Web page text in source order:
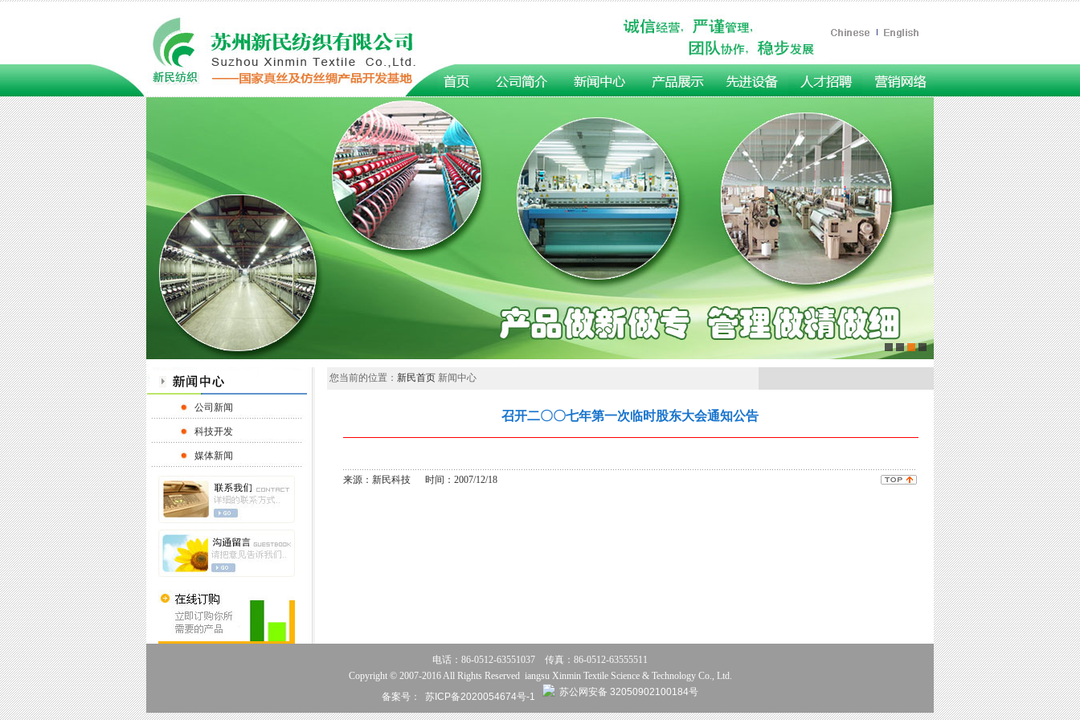
公司新闻
科技开发
媒体新闻
您当前的位置： 新民首页 新闻中心
召开二〇〇七年第一次临时股东大会通知公告
来源：新民科技 时间：2007/12/18
电话：86-0512-63551037 传真：86-0512-63555511
Copyright © 2007-2016 All Rights Reserved iangsu Xinmin Textile Science & Technology Co., Ltd.
备案号：
苏ICP备2020054674号-1 苏公网安备 32050902100184号